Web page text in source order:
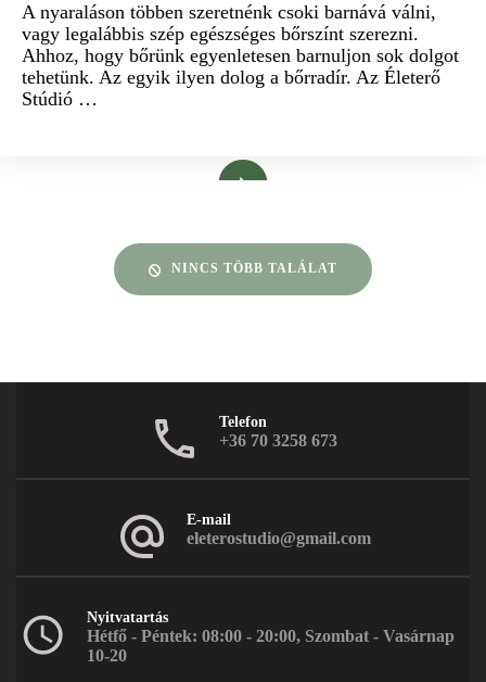
A nyaraláson többen szeretnénk csoki barnává válni,
vagy legalábbis szép egészséges bőrszínt szerezni.
Ahhoz, hogy bőrünk egyenletesen barnuljon sok dolgot
tehetünk. Az egyik ilyen dolog a bőrradír. Az Életerő
Stúdió …
NINCS TÖBB TALÁLAT
Telefon
+36 70 3258 673
E-mail
eleterostudio@gmail.com
Nyitvatartás
Hétfő - Péntek: 08:00 - 20:00, Szombat - Vasárnap
10-20